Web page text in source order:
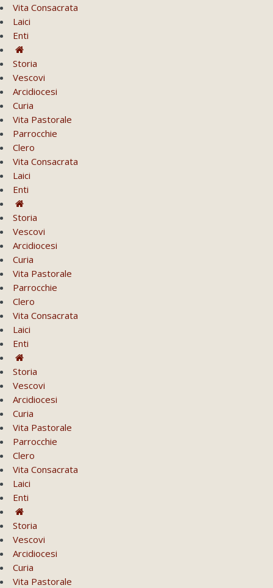
Vita Consacrata
Laici
Enti
Storia
Vescovi
Arcidiocesi
Curia
Vita Pastorale
Parrocchie
Clero
Vita Consacrata
Laici
Enti
Storia
Vescovi
Arcidiocesi
Curia
Vita Pastorale
Parrocchie
Clero
Vita Consacrata
Laici
Enti
Storia
Vescovi
Arcidiocesi
Curia
Vita Pastorale
Parrocchie
Clero
Vita Consacrata
Laici
Enti
Storia
Vescovi
Arcidiocesi
Curia
Vita Pastorale